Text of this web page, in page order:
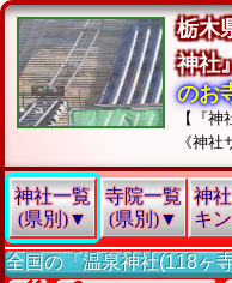
栃木
神
のお
【『
《神
神社一覧
(県別)▼
寺院一覧
(県別)▼
神
キ
全国の「温泉神社(118ヶ